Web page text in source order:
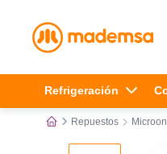
Términos más
1. cocina 4 platos
Refrigeración
Repuestos